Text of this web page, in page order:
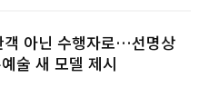
아닌 수행자로…선명상
술 새 모델 제시